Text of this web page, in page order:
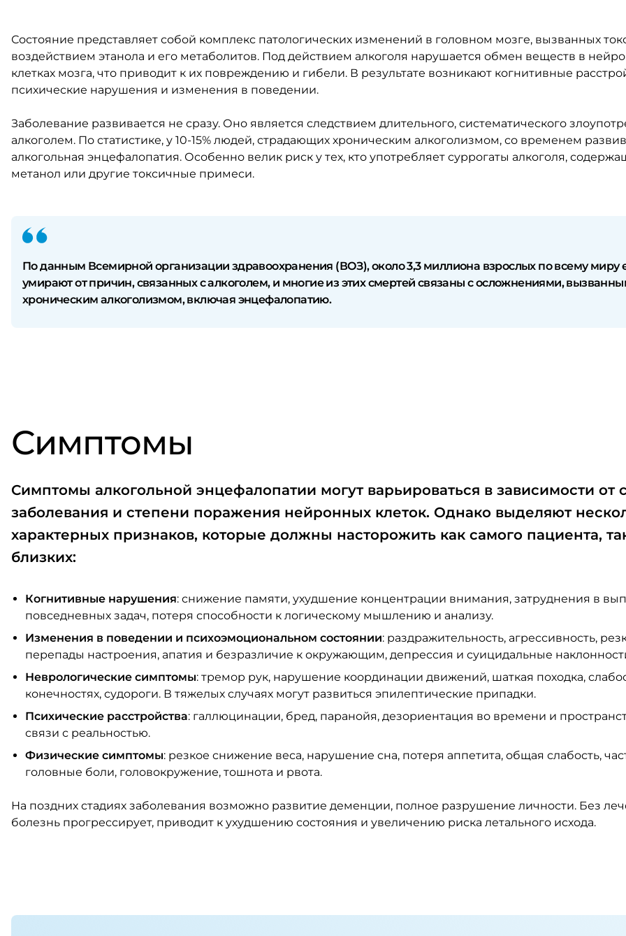
Состояние представляет собой комплекс патологических изменений в головном мозге, вызванных
воздействием этанола и его метаболитов. Под действием алкоголя нарушается обмен веществ в
клетках мозга, что приводит к их повреждению и гибели. В результате возникают когнитивные
психические нарушения и изменения в поведении.
Заболевание развивается не сразу. Оно является следствием длительного, систематического
алкоголем. По статистике, у 10-15% людей, страдающих хроническим алкоголизмом, со временем
алкогольная энцефалопатия. Особенно велик риск у тех, кто употребляет суррогаты алкоголя,
метанол или другие токсичные примеси.
По данным Всемирной организации здравоохранения (ВОЗ), около 3,3 миллиона взрослых по всему миру
умирают от причин, связанных с алкоголем, и многие из этих смертей связаны с осложнениями,
хроническим алкоголизмом, включая энцефалопатию.
Симптомы
Симптомы алкогольной энцефалопатии могут варьироваться в зависимости от
заболевания и степени поражения нейронных клеток. Однако выделяют
характерных признаков, которые должны насторожить как самого пациента,
близких:
Когнитивные нарушения: снижение памяти, ухудшение концентрации внимания, затруднения в
повседневных задач, потеря способности к логическому мышлению и анализу.
Изменения в поведении и психоэмоциональном состоянии: раздражительность, агрессивность,
перепады настроения, апатия и безразличие к окружающим, депрессия и суицидальные
Неврологические симптомы: тремор рук, нарушение координации движений, шаткая походка,
конечностях, судороги. В тяжелых случаях могут развиться эпилептические припадки.
Психические расстройства: галлюцинации, бред, паранойя, дезориентация во времени и
связи с реальностью.
Физические симптомы: резкое снижение веса, нарушение сна, потеря аппетита, общая слабость,
головные боли, головокружение, тошнота и рвота.
На поздних стадиях заболевания возможно развитие деменции, полное разрушение личности. Без
болезнь прогрессирует, приводит к ухудшению состояния и увеличению риска летального исхода.